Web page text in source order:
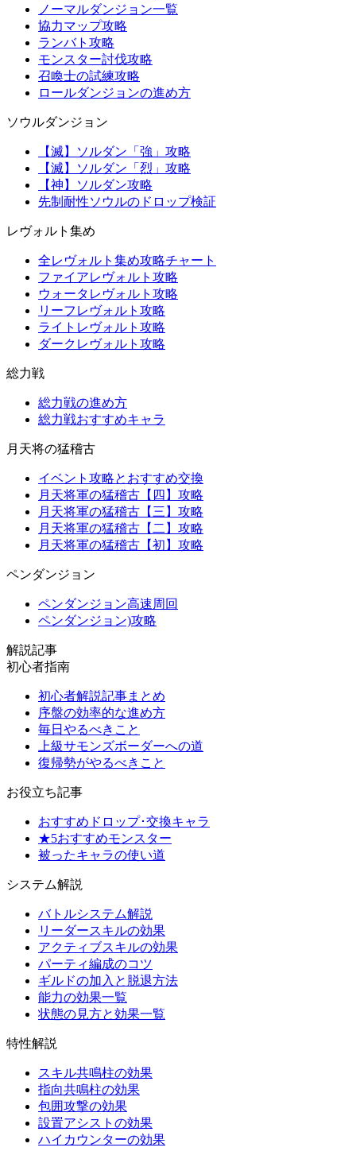
ノーマルダンジョン一覧
協力マップ攻略
ランバト攻略
モンスター討伐攻略
召喚士の試練攻略
ロールダンジョンの進め方
ソウルダンジョン
【滅】ソルダン「強」攻略
【滅】ソルダン「烈」攻略
【神】ソルダン攻略
先制耐性ソウルのドロップ検証
レヴォルト集め
全レヴォルト集め攻略チャート
ファイアレヴォルト攻略
ウォータレヴォルト攻略
リーフレヴォルト攻略
ライトレヴォルト攻略
ダークレヴォルト攻略
総力戦
総力戦の進め方
総力戦おすすめキャラ
月天将の猛稽古
イベント攻略とおすすめ交換
月天将軍の猛稽古【四】攻略
月天将軍の猛稽古【三】攻略
月天将軍の猛稽古【二】攻略
月天将軍の猛稽古【初】攻略
ペンダンジョン
ペンダンジョン高速周回
ペンダンジョン)攻略
解説記事
初心者指南
初心者解説記事まとめ
序盤の効率的な進め方
毎日やるべきこと
上級サモンズボーダーへの道
復帰勢がやるべきこと
お役立ち記事
おすすめドロップ･交換キャラ
★5おすすめモンスター
被ったキャラの使い道
システム解説
バトルシステム解説
リーダースキルの効果
アクティブスキルの効果
パーティ編成のコツ
ギルドの加入と脱退方法
能力の効果一覧
状態の見方と効果一覧
特性解説
スキル共鳴柱の効果
指向共鳴柱の効果
包囲攻撃の効果
設置アシストの効果
ハイカウンターの効果